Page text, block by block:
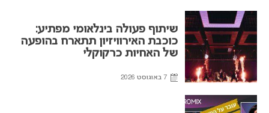
שיתוף פעולה בינלאומי מפתיע:
כוכבת האירוויזיון תתארח בהופעה
של האחיות כרקוקלי
7 באוגוסט 2026